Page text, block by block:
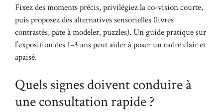
Fixez des moments précis, privilégiez la co-vision courte,
puis proposez des alternatives sensorielles (livres
contrastés, pâte à modeler, puzzles). Un guide pratique sur
l’exposition des 1–3 ans peut aider à poser un cadre clair et
apaisé.
Quels signes doivent conduire à
une consultation rapide ?